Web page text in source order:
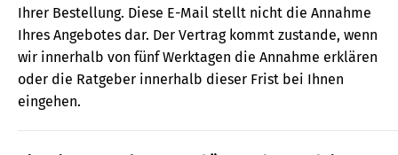
Ihrer Bestellung. Diese E-Mail stellt nicht die Annahme
Ihres Angebotes dar. Der Vertrag kommt zustande, wenn
wir innerhalb von fünf Werktagen die Annahme erklären
oder die Ratgeber innerhalb dieser Frist bei Ihnen
eingehen.